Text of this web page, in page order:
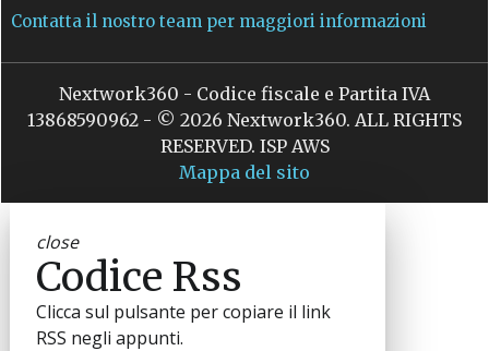
Contatta il nostro team per maggiori informazioni
Nextwork360 - Codice fiscale e Partita IVA
13868590962 - © 2026 Nextwork360. ALL RIGHTS
RESERVED. ISP AWS
Mappa del sito
close
Codice Rss
Clicca sul pulsante per copiare il link
RSS negli appunti.